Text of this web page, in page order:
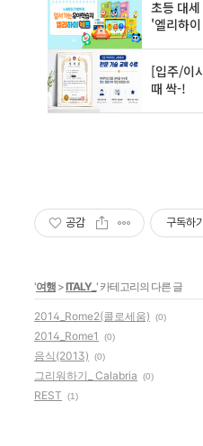
공감 구독하기
'여행 >ITALY_ ' 카테고리의 다른 글
2014_Rome2(콜로세움) (0)
2014_Rome1 (0)
음식(2013) (0)
그리워하기_ Calabria (0)
REST (1)